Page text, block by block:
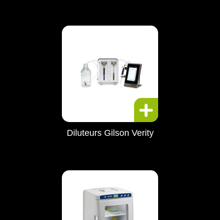
Diluteurs Gilson Verity